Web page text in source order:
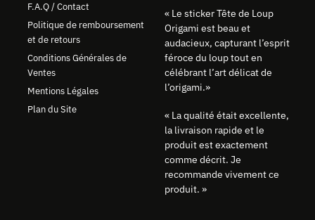
F.A.Q / Contact
Politique de remboursement
et de retours
Conditions Générales de
Ventes
Mentions Légales
Plan du Site
« Le sticker Tête de Loup
Origami est beau et
audacieux, capturant l’esprit
féroce du loup tout en
célébrant l’art délicat de
l’origami.»
« La qualité était excellente,
la livraison rapide et le
produit est exactement
comme décrit. Je
recommande vivement ce
produit. »